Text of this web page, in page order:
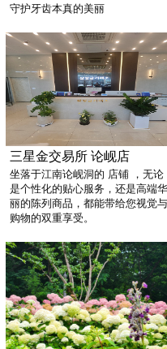
守护牙齿本真的美丽
三星金交易所 论岘店
坐落于江南论岘洞的 店铺 ，无论
是个性化的贴心服务，还是高端华
丽的陈列商品，都能带给您视觉与
购物的双重享受。